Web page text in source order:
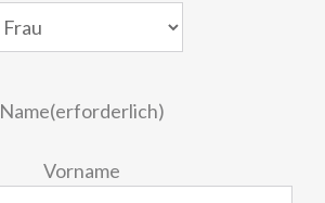
Name(erforderlich)
Vorname